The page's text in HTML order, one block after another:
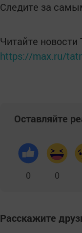
Следите за
Читайте
https://max.ru/
Оставляйте
0 0
Расскажите